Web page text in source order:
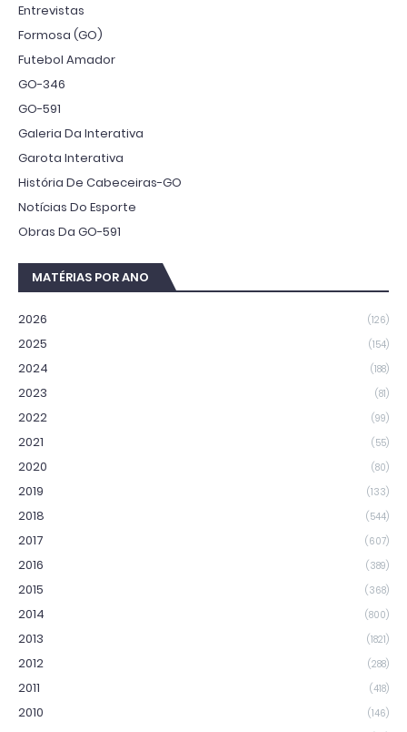
Entrevistas
Formosa (GO)
Futebol Amador
GO-346
GO-591
Galeria Da Interativa
Garota Interativa
História De Cabeceiras-GO
Notícias Do Esporte
Obras Da GO-591
MATÉRIAS POR ANO
2026 (126)
2025 (154)
2024 (188)
2023 (81)
2022 (99)
2021 (55)
2020 (80)
2019 (133)
2018 (544)
2017 (607)
2016 (389)
2015 (368)
2014 (800)
2013 (1821)
2012 (288)
2011 (418)
2010 (146)